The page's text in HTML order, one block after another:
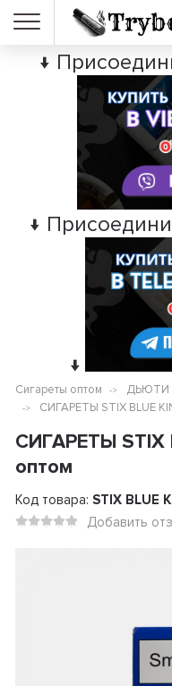
↓
↓
↓
Сигареты оптом
ДЬЮТИ
СИГАРЕТЫ STIX BLUE
СИГАРЕТЫ STIX
оптом
Код товара: STIX BLUE
Добавить